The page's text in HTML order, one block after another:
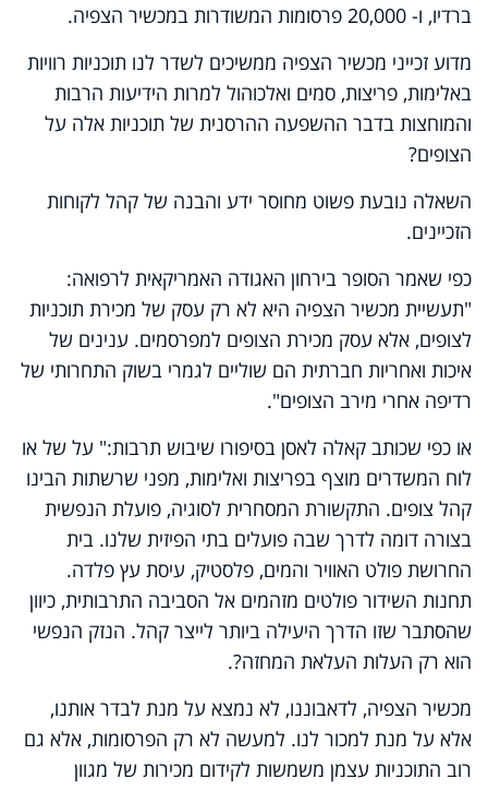
ברדיו, ו- 20,000 פרסומות המשודרות במכשיר הצפיה.
מדוע זכייני מכשיר הצפיה ממשיכים לשדר לנו תוכניות רוויות
באלימות, פריצות, סמים ואלכוהול למרות הידיעות הרבות
והמוחצות בדבר ההשפעה ההרסנית של תוכניות אלה על
הצופים?
השאלה נובעת פשוט מחוסר ידע והבנה של קהל לקוחות
הזכיינים.
כפי שאמר הסופר בירחון האגודה האמריקאית לרפואה:
"תעשיית מכשיר הצפיה היא לא רק עסק של מכירת תוכניות
לצופים, אלא עסק מכירת הצופים למפרסמים. ענינים של
איכות ואחריות חברתית הם שוליים לגמרי בשוק התחרותי של
רדיפה אחרי מירב הצופים".
או כפי שכותב קאלה לאסן בסיפורו שיבוש תרבות:" על של או
לוח המשדרים מוצף בפריצות ואלימות, מפני שרשתות הבינו
קהל צופים. התקשורת המסחרית לסוגיה, פועלת הנפשית
בצורה דומה לדרך שבה פועלים בתי הפיזית שלנו. בית
החרושת פולט האוויר והמים, פלסטיק, עיסת עץ פלדה.
תחנות השידור פולטים מזהמים אל הסביבה התרבותית, כיוון
שהסתבר שזו הדרך היעילה ביותר לייצר קהל. הנזק הנפשי
הוא רק העלות העלאת המחזה?.
מכשיר הצפיה, לדאבוננו, לא נמצא על מנת לבדר אותנו,
אלא על מנת למכור לנו. למעשה לא רק הפרסומות, אלא גם
רוב התוכניות עצמן משמשות לקידום מכירות של מגוון